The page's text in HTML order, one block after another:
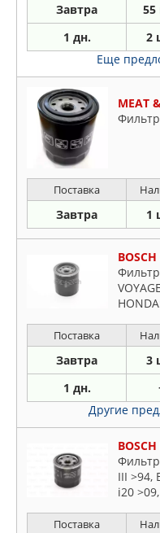
Завтра
1 дн. 2
Еще
MEAT
Поставка
Завтра 1
Фильтр
Поставка
Завтра 3
1 дн.
Другие
III >94,
i20
Поставка